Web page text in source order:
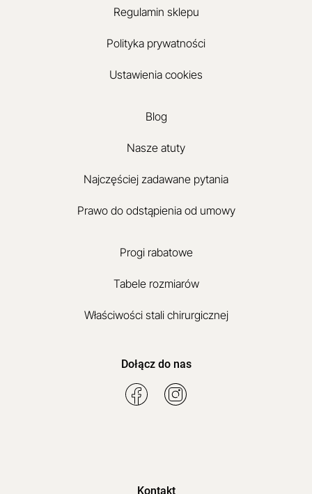
Regulamin sklepu
Polityka prywatności
Ustawienia cookies
Blog
Nasze atuty
Najczęściej zadawane pytania
Prawo do odstąpienia od umowy
Progi rabatowe
Tabele rozmiarów
Właściwości stali chirurgicznej
Dołącz do nas
Kontakt